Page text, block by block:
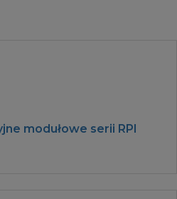
modułowe serii RPI